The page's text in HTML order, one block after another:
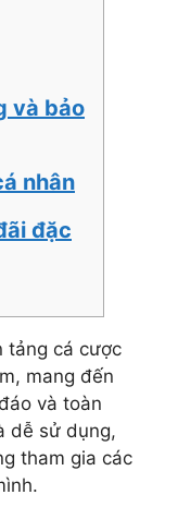
và bảo
nhân
đặc
tảng cá cược
mang đến
và toàn
dễ sử dụng,
tham gia các